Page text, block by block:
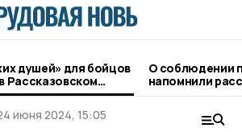
душей» для бойцов
Рассказовском
О соблюдении
напомнили
июня 2024, 15:05